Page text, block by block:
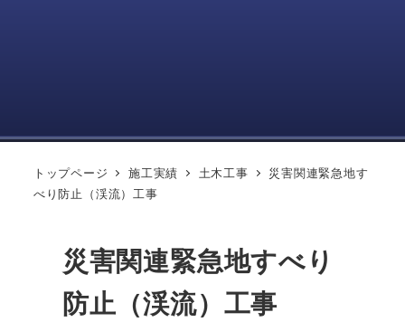
トップページ 施工実績 土木工事
災害関連緊急地す
べり防止（渓流）工事
災害関連緊急地すべり
防止（渓流）工事